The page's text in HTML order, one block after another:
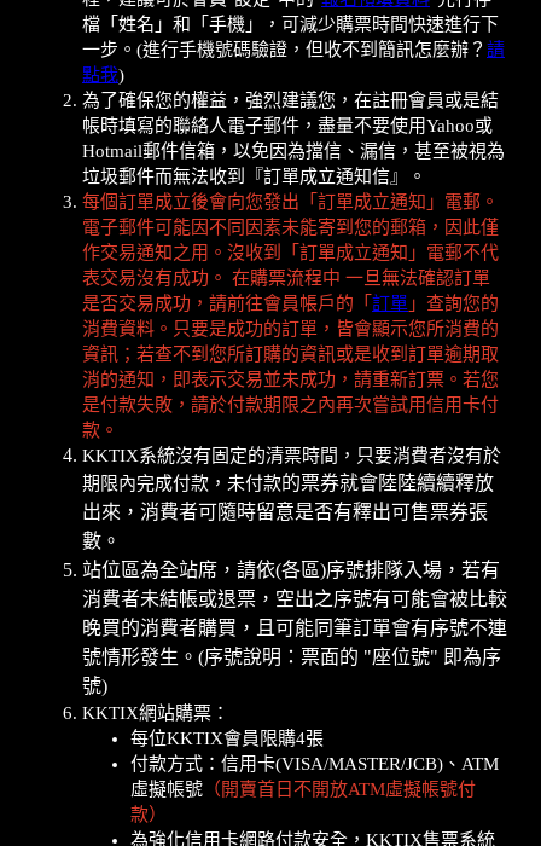
檔「姓名」和「手機」，可減少購票時間快速進行下
一步。(進行手機號碼驗證，但收不到簡訊怎麼辦？ 請
點我)
為了確保您的權益，強烈建議您，在註冊會員或是結
帳時填寫的聯絡人電子郵件，盡量不要使用Yahoo或
Hotmail郵件信箱，以免因為擋信、漏信，甚至被視為
垃圾郵件而無法收到『訂單成立通知信』。
每個訂單成立後會向您發出「訂單成立通知」電郵。
電子郵件可能因不同因素未能寄到您的郵箱，因此僅
作交易通知之用。沒收到「訂單成立通知」電郵不代
表交易沒有成功。 在購票流程中 一旦無法確認訂單
是否交易成功，請前往會員帳戶的「 訂單 」查詢您的
消費資料。只要是成功的訂單，皆會顯示您所消費的
資訊；若查不到您所訂購的資訊或是收到訂單逾期取
消的通知，即表示交易並未成功，請重新訂票。若您
是付款失敗，請於付款期限之內再次嘗試用信用卡付
款。
KKTIX系統沒有固定的清票時間，只要消費者沒有於
期限內完成付款，未付款的票券就會陸陸續續釋放
出來，消費者可隨時留意是否有釋出可售票券張
數。
站位區為全站席，請依(各區)序號排隊入場，若有
消費者未結帳或退票，空出之序號有可能會被比較
晚買的消費者購買，且可能同筆訂單會有序號不連
號情形發生。(序號說明：票面的 "座位號" 即為序
號)
KKTIX網站購票：
每位KKTIX會員限購4張
付款方式：信用卡(VISA/MASTER/JCB)、ATM
虛擬帳號 （開賣首日不開放ATM虛擬帳號付
款）
為強化信用卡網路付款安全，KKTIX售票系統